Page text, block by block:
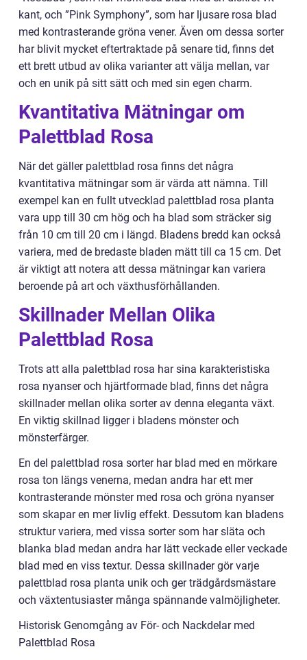
kant, och ”Pink Symphony”, som har ljusare rosa blad
med kontrasterande gröna vener. Även om dessa sorter
har blivit mycket eftertraktade på senare tid, finns det
ett brett utbud av olika varianter att välja mellan, var
och en unik på sitt sätt och med sin egen charm.
Kvantitativa Mätningar om
Palettblad Rosa
När det gäller palettblad rosa finns det några
kvantitativa mätningar som är värda att nämna. Till
exempel kan en fullt utvecklad palettblad rosa planta
vara upp till 30 cm hög och ha blad som sträcker sig
från 10 cm till 20 cm i längd. Bladens bredd kan också
variera, med de bredaste bladen mätt till ca 15 cm. Det
är viktigt att notera att dessa mätningar kan variera
beroende på art och växthusförhållanden.
Skillnader Mellan Olika
Palettblad Rosa
Trots att alla palettblad rosa har sina karakteristiska
rosa nyanser och hjärtformade blad, finns det några
skillnader mellan olika sorter av denna eleganta växt.
En viktig skillnad ligger i bladens mönster och
mönsterfärger.
En del palettblad rosa sorter har blad med en mörkare
rosa ton längs venerna, medan andra har ett mer
kontrasterande mönster med rosa och gröna nyanser
som skapar en mer livlig effekt. Dessutom kan bladens
struktur variera, med vissa sorter som har släta och
blanka blad medan andra har lätt veckade eller veckade
blad med en viss textur. Dessa skillnader gör varje
palettblad rosa planta unik och ger trädgårdsmästare
och växtentusiaster många spännande valmöjligheter.
Historisk Genomgång av För- och Nackdelar med
Palettblad Rosa